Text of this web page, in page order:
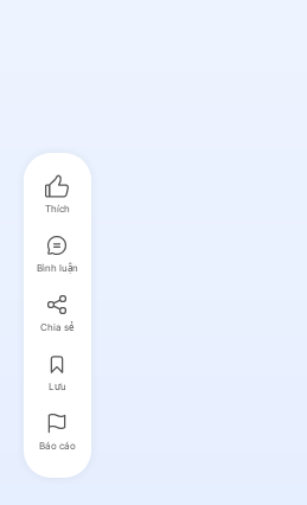
Thích
Bình luận
Chia sẻ
Lưu
Báo cáo